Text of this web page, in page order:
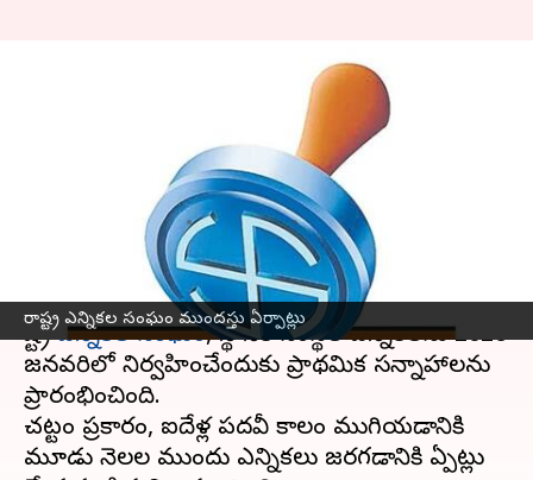
రాష్ట్ర ఎన్నికల సంఘం ముందస్తు ఏర్పాట్లు
Andhra Pradesh: ఏపీలో 3 నెలల
ముందే స్థానిక సంస్థల ఎన్నికలు..
రాష్ట్ర ఎన్నికల సంఘం ముందస్తు
Sirish Praharaju Sep 04, 2025 09:49 am
ఈ వార్తాకథనం ఏంటి
రాష్ట్రఎన్నికల సంఘం, స్థానిక సంస్థల ఎన్నికలను 2026
జనవరిలో నిర్వహించేందుకు ప్రాథమిక సన్నాహాలను
ప్రారంభించింది.
చట్టం ప్రకారం, ఐదేళ్ల పదవీ కాలం ముగియడానికి
మూడు నెలల ముందు ఎన్నికలు జరగడానికి ఏర్పాట్లు